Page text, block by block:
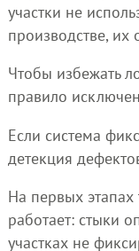
участки не
производстве,
Чтобы избежать
правило
Если система
детекция
На первых этапах
работает: стыки
участках не